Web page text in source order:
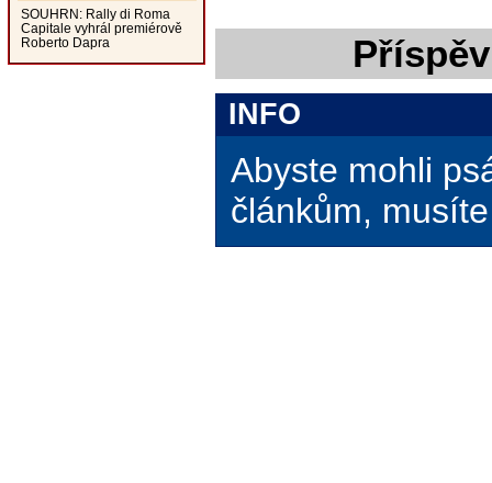
SOUHRN: Rally di Roma
Capitale vyhrál premiérově
Roberto Dapra
INFO
Abyste mohli
článkům,